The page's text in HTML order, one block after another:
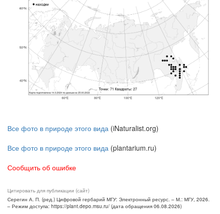
Все фото в природе этого вида (iNaturalist.org)
Все фото в природе этого вида (plantarium.ru)
Сообщить об ошибке
Цитировать для публикации (сайт)
Серегин А. П. (ред.) Цифровой гербарий МГУ: Электронный ресурс. – М.: МГУ, 2026.
– Режим доступа: https://plant.depo.msu.ru/ (дата обращения 06.08.2026)